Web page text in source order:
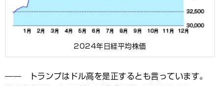
2024年日経平均株価
―― トランプはドル高を是正するとも言っています。